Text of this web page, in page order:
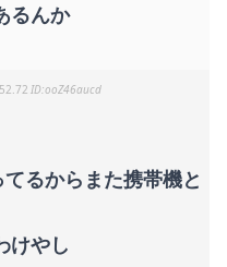
るんか
ooZ46aucd
るからまた携帯機と
けやし